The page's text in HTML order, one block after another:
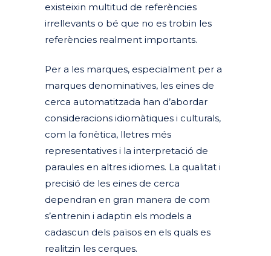
existeixin multitud de referències
irrellevants o bé que no es trobin les
referències realment importants.
Per a les marques, especialment per a
marques denominatives, les eines de
cerca automatitzada han d’abordar
consideracions idiomàtiques i culturals,
com la fonètica, lletres més
representatives i la interpretació de
paraules en altres idiomes. La qualitat i
precisió de les eines de cerca
dependran en gran manera de com
s’entrenin i adaptin els models a
cadascun dels països en els quals es
realitzin les cerques.